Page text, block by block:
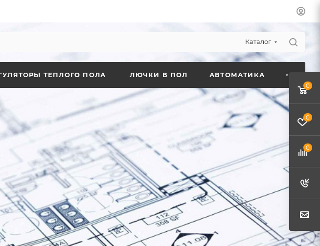
Каталог
ТЕПЛОГО ПОЛА ЛЮЧКИ В ПОЛ АВТОМАТИКА
0
0
0